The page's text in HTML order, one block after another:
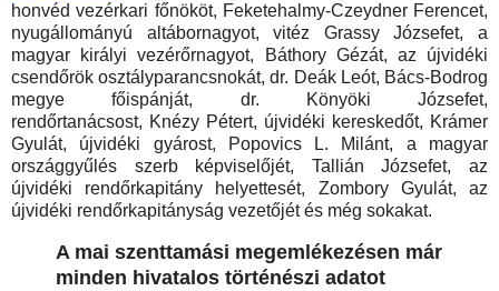
honvéd vezérkari főnököt, Feketehalmy-Czeydner Ferencet,
nyugállományú altábornagyot, vitéz Grassy Józsefet, a
magyar királyi vezérőrnagyot, Báthory Gézát, az újvidéki
csendőrök osztályparancsnokát, dr. Deák Leót, Bács-Bodrog
megye főispánját, dr. Könyöki Józsefet,
rendőrtanácsost, Knézy Pétert, újvidéki kereskedőt, Krámer
Gyulát, újvidéki gyárost, Popovics L. Milánt, a magyar
országgyűlés szerb képviselőjét, Tallián Józsefet, az
újvidéki rendőrkapitány helyettesét, Zombory Gyulát, az
újvidéki rendőrkapitányság vezetőjét és még sokakat.
A mai szenttamási megemlékezésen már
minden hivatalos történészi adatot